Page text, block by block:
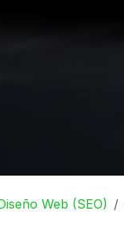
Web (SEO)